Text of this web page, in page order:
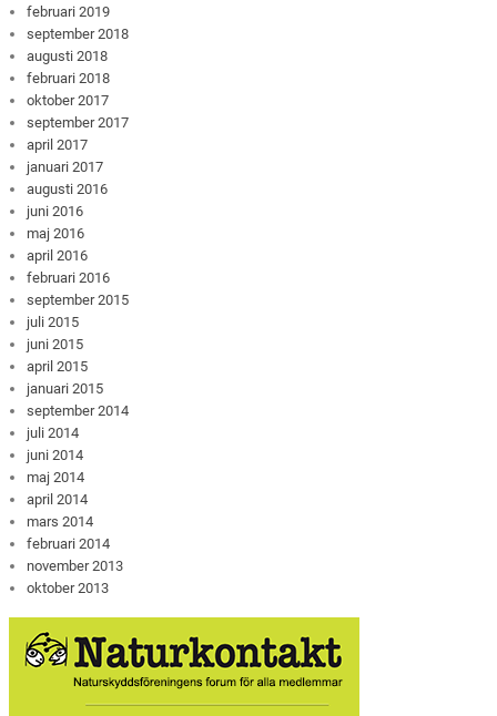
februari 2019
september 2018
augusti 2018
februari 2018
oktober 2017
september 2017
april 2017
januari 2017
augusti 2016
juni 2016
maj 2016
april 2016
februari 2016
september 2015
juli 2015
juni 2015
april 2015
januari 2015
september 2014
juli 2014
juni 2014
maj 2014
april 2014
mars 2014
februari 2014
november 2013
oktober 2013